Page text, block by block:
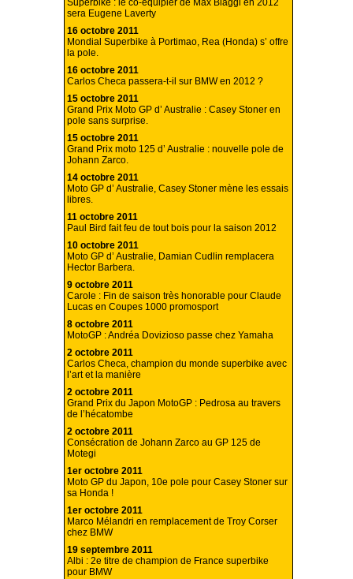
Superbike : le co-équipier de Max Biaggi en 2012
sera Eugene Laverty
16 octobre 2011
Mondial Superbike à Portimao, Rea (Honda) s’ offre
la pole.
16 octobre 2011
Carlos Checa passera-t-il sur BMW en 2012 ?
15 octobre 2011
Grand Prix Moto GP d’ Australie : Casey Stoner en
pole sans surprise.
15 octobre 2011
Grand Prix moto 125 d’ Australie : nouvelle pole de
Johann Zarco.
14 octobre 2011
Moto GP d’ Australie, Casey Stoner mène les essais
libres.
11 octobre 2011
Paul Bird fait feu de tout bois pour la saison 2012
10 octobre 2011
Moto GP d’ Australie, Damian Cudlin remplacera
Hector Barbera.
9 octobre 2011
Carole : Fin de saison très honorable pour Claude
Lucas en Coupes 1000 promosport
8 octobre 2011
MotoGP : Andréa Dovizioso passe chez Yamaha
2 octobre 2011
Carlos Checa, champion du monde superbike avec
l’art et la manière
2 octobre 2011
Grand Prix du Japon MotoGP : Pedrosa au travers
de l’hécatombe
2 octobre 2011
Consécration de Johann Zarco au GP 125 de
Motegi
1er octobre 2011
Moto GP du Japon, 10e pole pour Casey Stoner sur
sa Honda !
1er octobre 2011
Marco Mélandri en remplacement de Troy Corser
chez BMW
19 septembre 2011
Albi : 2e titre de champion de France superbike
pour BMW